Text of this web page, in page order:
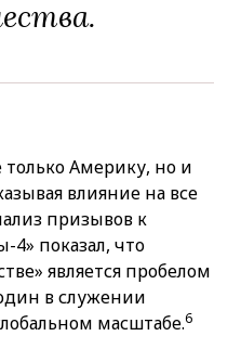
Америку, но и
влияние на все
призывов к
показал, что
является пробелом
в служении
масштабе.6